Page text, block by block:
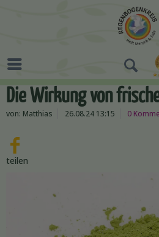
Die Wirkung von
von: Matthias 26.08.24 13:15 0
teilen